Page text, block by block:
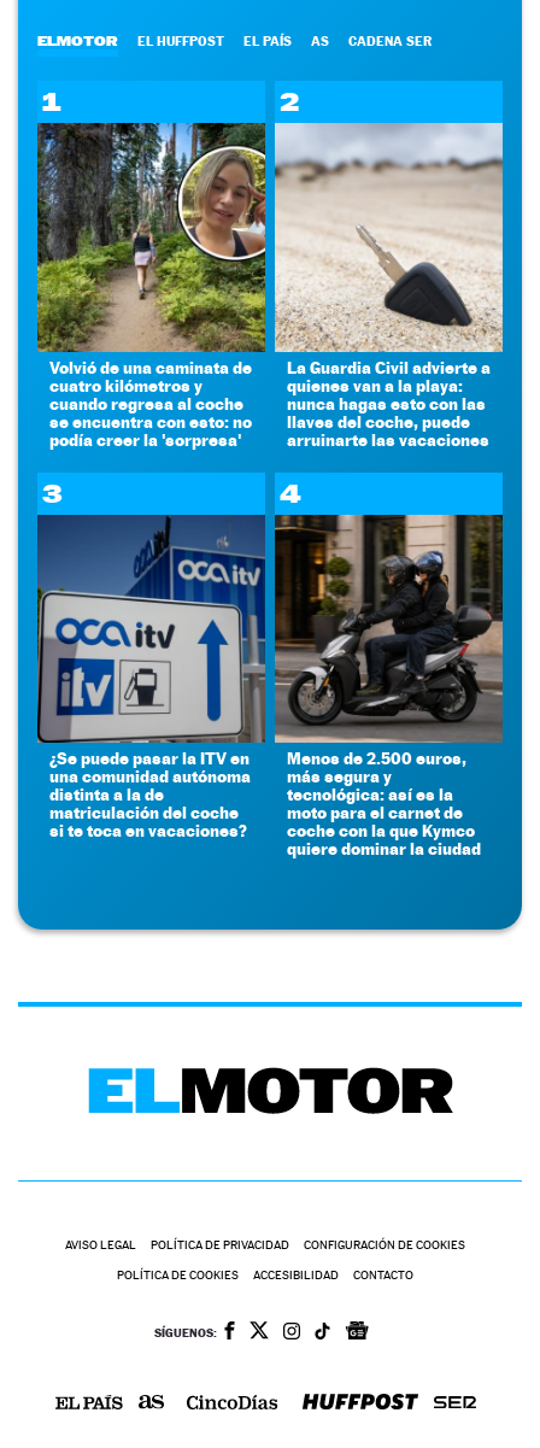
ELMOTOR EL HUFFPOST EL PAÍS AS CADENA SER
1
Volvió de una caminata de
cuatro kilómetros y
cuando regresa al coche
se encuentra con esto: no
podía creer la 'sorpresa'
2
La Guardia Civil advierte a
quienes van a la playa:
nunca hagas esto con las
llaves del coche, puede
arruinarte las vacaciones
3
¿Se puede pasar la ITV en
una comunidad autónoma
distinta a la de
matriculación del coche
si te toca en vacaciones?
4
Menos de 2.500 euros,
más segura y
tecnológica: así es la
moto para el carnet de
coche con la que Kymco
quiere dominar la ciudad
AVISO LEGAL POLÍTICA DE PRIVACIDAD CONFIGURACIÓN DE COOKIES
POLÍTICA DE COOKIES ACCESIBILIDAD CONTACTO
SÍGUENOS: